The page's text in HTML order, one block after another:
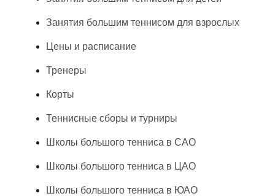
Занятия большим теннисом для взрослых
Цены и расписание
Тренеры
Корты
Теннисные сборы и турниры
Школы большого тенниса в САО
Школы большого тенниса в ЦАО
Школы большого тенниса в ЮАО